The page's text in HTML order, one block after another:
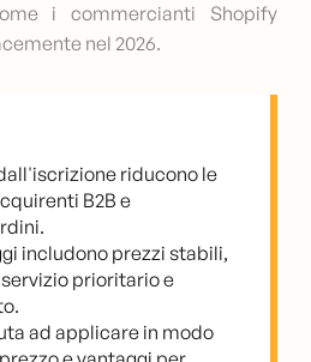
i commercianti Shopify
nel 2026.
riducono le
B2B e
includono prezzi stabili,
prioritario e
ad applicare in modo